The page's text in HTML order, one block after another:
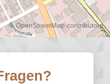
©OpenStreetMapcontributors.